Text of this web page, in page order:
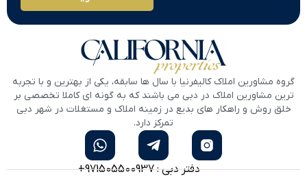
گروه مشاورین املاک کالیفرنیا با سال ها سابقه، یکی از بهترین و با تجربه
ترین مشاورین املاک در دبی می باشند که به گونه ای کاملا تخصصی بر
خلق روش و راهکار های بدیع در زمینه املاک و مستغلات در شهر دبی
تمرکز دارد.
دفتر دبی : 971505500937+